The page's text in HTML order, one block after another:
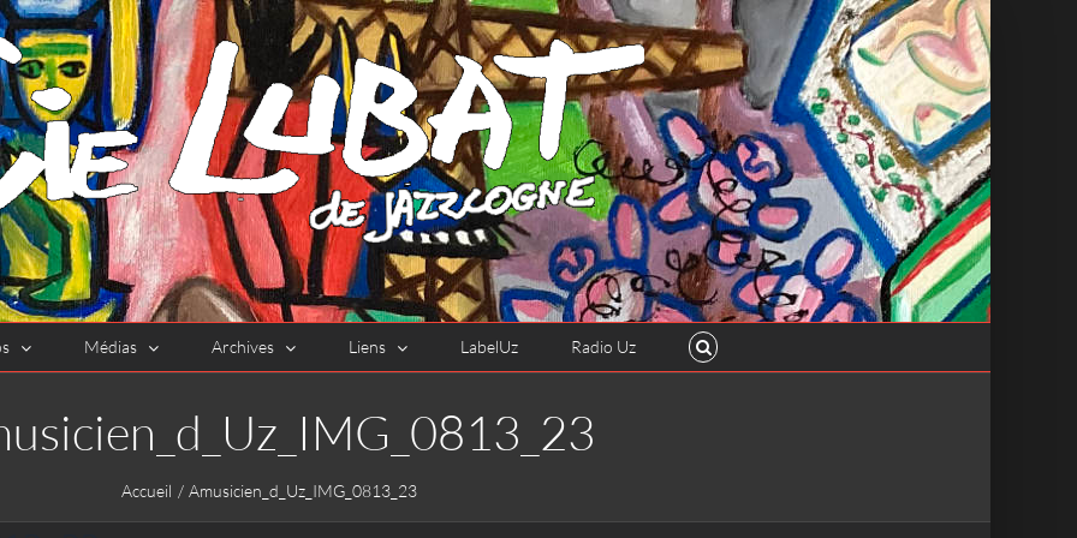
Médias Archives Liens LabelUz Radio Uz
Accueil Amusicien_d_Uz_IMG_0813_23